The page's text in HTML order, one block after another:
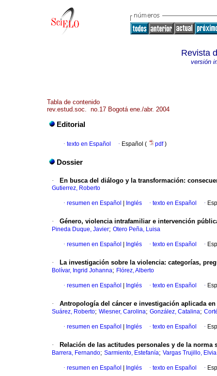
Revista
versión
Tabla de contenido
rev.estud.soc. no.17 Bogotá ene./abr. 2004
Editorial
· texto en Español · Español ( pdf)
Dossier
· En busca del diálogo y la transformación:
Gutierrez, Roberto
· resumen en Español Inglés · texto en Español ·
· Género, violencia intrafamiliar e intervención
Pineda Duque, Javier; Otero Peña, Luisa
· resumen en Español Inglés · texto en Español ·
· La investigación sobre la violencia: categorías,
Bolívar, Ingrid Johanna; Flórez, Alberto
· resumen en Español Inglés · texto en Español ·
· Antropología del cáncer e investigación aplicada
Suárez, Roberto; Wiesner, Carolina; González, Catalina;
· resumen en Español Inglés · texto en Español ·
· Relación de las actitudes personales y de la
Barrera, Fernando; Sarmiento, Estefanía; Vargas Trujillo, Elvia
· resumen en Español Inglés · texto en Español ·